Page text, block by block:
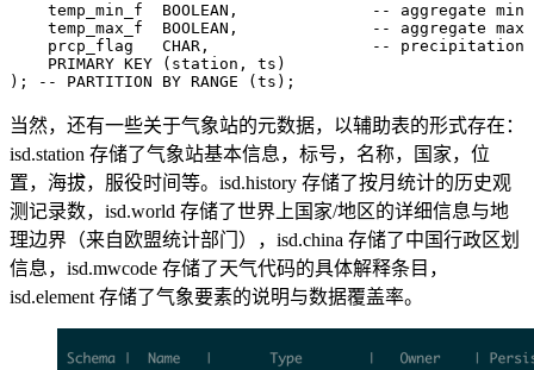
temp_min_f
BOOLEAN ,
temp_max_f
BOOLEAN ,
prcp_flag
CHAR ,
PRIMARY KEY ( station , ts )
);
-- PARTITION BY RANGE (ts);
当然，还有一些关于气象站的元数据，以辅助表的形式存在：
isd.station 存储了气象站基本信息，标号，名称，国家，位
置，海拔，服役时间等。isd.history 存储了按月统计的历史观
测记录数，isd.world 存储了世界上国家/地区的详细信息与地
理边界（来自欧盟统计部门），isd.china 存储了中国行政区划
信息，isd.mwcode 存储了天气代码的具体解释条目，
isd.element 存储了气象要素的说明与数据覆盖率。